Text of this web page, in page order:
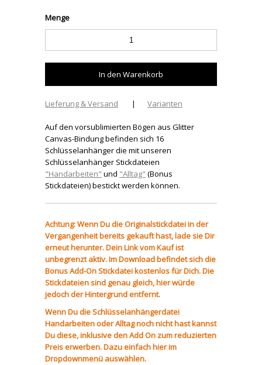
Menge
Lieferung & Versand | Varianten
Auf den vorsublimierten Bögen aus Glitter
Canvas-Bindung befinden sich 16
Schlüsselanhänger die mit unseren
Schlüsselanhänger Stickdateien
"Handarbeiten" und "Alltag" (Bonus
Stickdateien) bestickt werden können.
Achtung: Wenn Du die Originalstickdatei in der
Vergangenheit bereits gekauft hast, lade sie Dir
erneut herunter. Dein Link vom Kauf ist
unbegrenzt aktiv. Im Download befindet sich die
Bonus Add-On Stickdatei kostenlos für Dich. Die
Stickdateien sind genau gleich, hier würde
jedoch der Hintergrund entfernt.
Wenn Du die Schlüsselanhängerdatei
Handarbeiten oder Alltag noch nicht hast kannst
Du diese, inklusive den Add On zum reduzierten
Preis erwerben. Dazu einfach hier im
Dropdownmenü auswählen.